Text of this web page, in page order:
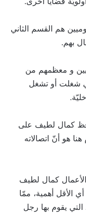
هم القسم الثاني
بهم.
و معظمهم من
شغلت أو تشغل
كمال لطيف على
هو أنّ اتصالاته
كمال لطيف
الأقل أهمية، ممّا
يقوم بها رجل